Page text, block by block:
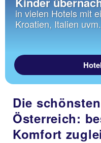
in vielen Hotels mit
Kroatien, Italien uvm.
Die
Österreich:
Komfort